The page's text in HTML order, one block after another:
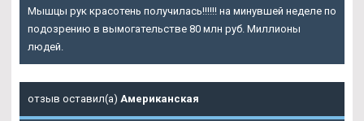
Мышцы рук красотень получилась!!!!!! на минувшей неделе по
подозрению в вымогательстве 80 млн руб. Миллионы
людей.
отзыв оставил(а) Американская